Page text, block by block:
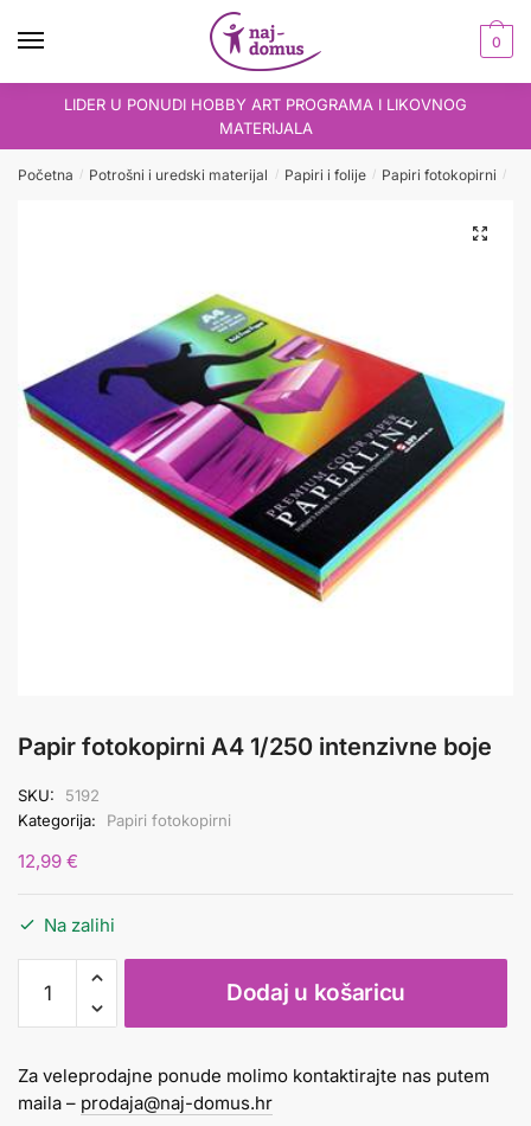
0
LIDER U PONUDI HOBBY ART PROGRAMA I LIKOVNOG
MATERIJALA
Početna / Potrošni i uredski materijal / Papiri i folije / Papiri fotokopirni /
Papir fotokopirni A4 1/250 intenzivne boje
SKU:
5192
Kategorija:
Papiri fotokopirni
12,99 €
Na zalihi
fotokopirni
A4
intenzivne
boje
Dodaj u košaricu
Za veleprodajne ponude molimo kontaktirajte nas putem
maila – prodaja@naj-domus.hr